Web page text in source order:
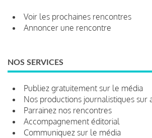
Voir les prochaines rencontres
Annoncer une rencontre
NOS SERVICES
Publiez gratuitement sur le média
Nos productions journalistiques sur
Parrainez nos rencontres
Accompagnement éditorial
Communiquez sur le média